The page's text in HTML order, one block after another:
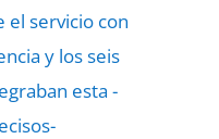
el servicio con
y los seis
esta -